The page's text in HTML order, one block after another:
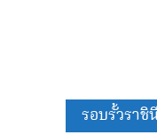
รอบรั้วรา